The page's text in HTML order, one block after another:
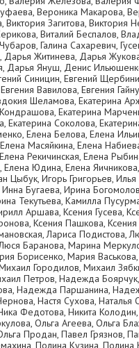
Вероника Макарова,
Загитова, Виктория
Виталий Беспалов,
Галина Сахаревич,
Дарья Житинева, Дарья
Дарья Януш, Денис
Синицин, Евгений
Вавилова, Евгения
Шеламова, Екатерина
Екатерина
Екатерина Соколова,
Елена Белова, Елена
Масяйкина, Елена
Рекичинская, Елена
Елена Юдина, Елена Яичникова,
Цыбук, Игорь Григорьев,
Бугаева, Ирина
Текутьева, Камилла
Аршава, Ксения Гусева,
Ксения Пашкова,
Лариса Подистова,
Баранова, Марина
Борисенко, Мария
Городилов, Михаил
Петров, Надежда
Надежда Паршанина,
Настя Сухова, Наталья
Федотова, Никита
Ольга Агеева, Ольга
Продан, Павел Грязнов,
Полина Кузина, Полина